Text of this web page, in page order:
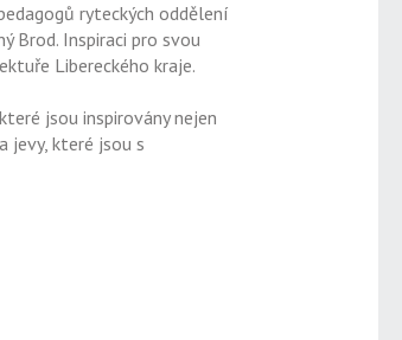
ryteckých oddělení
Brod. Inspiraci pro svou
Libereckého kraje.
jsou inspirovány nejen
jevy, které jsou s